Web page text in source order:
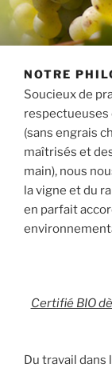
NOTRE
Soucieux de
respectueuses
(sans engrais
maîtrisés et
main), nous
la vigne et du
en parfait
Certifié BIO
Du travail dans